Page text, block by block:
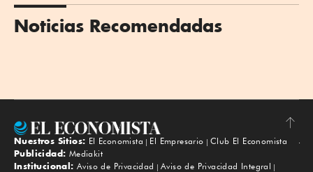
Noticias Recomendadas
Subir
Nuestros Sitios: El Economista El Empresario
Club El Economista
Publicidad: Mediakit
Institucional: Aviso de Privacidad
Aviso de Privacidad Integral